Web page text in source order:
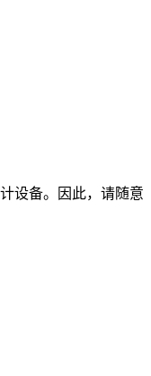
设备。因此，请随意